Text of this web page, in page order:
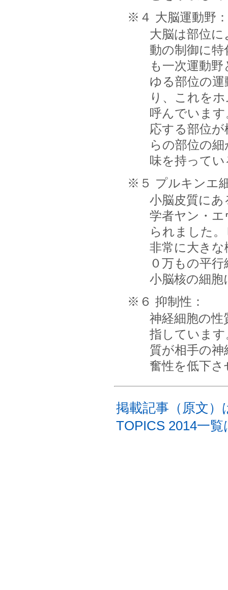
※４ 大脳運動野：
大脳は部位
動の制御に
も一次運動
ゆる部位の
り、これを
呼んでいま
応する部位
らの部位の
味を持って
※５ プルキンエ
小脳皮質に
学者ヤン・
られました
非常に大き
０万もの平
小脳核の細
※６ 抑制性：
神経細胞の性
指していま
質が相手の
奮性を低下さ
掲載記事（原文）
TOPICS 2014一